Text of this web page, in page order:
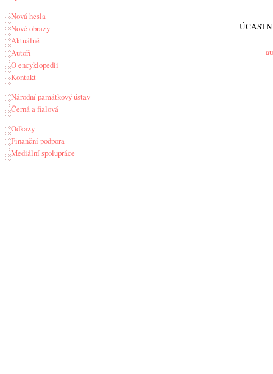
Nová hesla
Nové obrazy
Aktuálně
Autoři
O encyklopedii
Kontakt
Národní památkový ústav
Černá a fialová
Odkazy
Finanční podpora
Mediální spolupráce